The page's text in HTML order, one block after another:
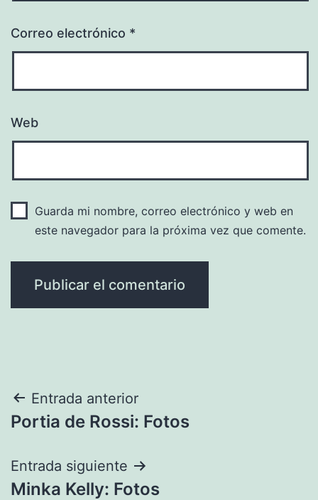
Correo electrónico *
Web
Guarda mi nombre, correo electrónico y web en
este navegador para la próxima vez que comente.
Navegación
de
entradas
Entrada anterior
Portia de Rossi: Fotos
Entrada siguiente
Minka Kelly: Fotos